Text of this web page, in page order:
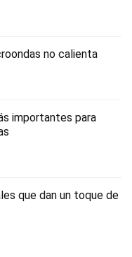
no calienta
importantes para
que dan un toque de